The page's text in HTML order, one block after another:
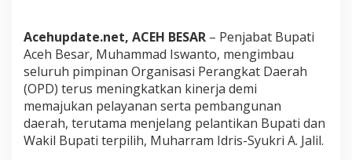
e
n
i
n
g
k
a
a
Acehupdate.net, ACEH BESAR – Penjabat Bupati
Aceh Besar, Muhammad Iswanto, mengimbau
seluruh pimpinan Organisasi Perangkat Daerah
(OPD) terus meningkatkan kinerja demi
memajukan pelayanan serta pembangunan
daerah, terutama menjelang pelantikan Bupati dan
Wakil Bupati terpilih, Muharram Idris-Syukri A. Jalil.